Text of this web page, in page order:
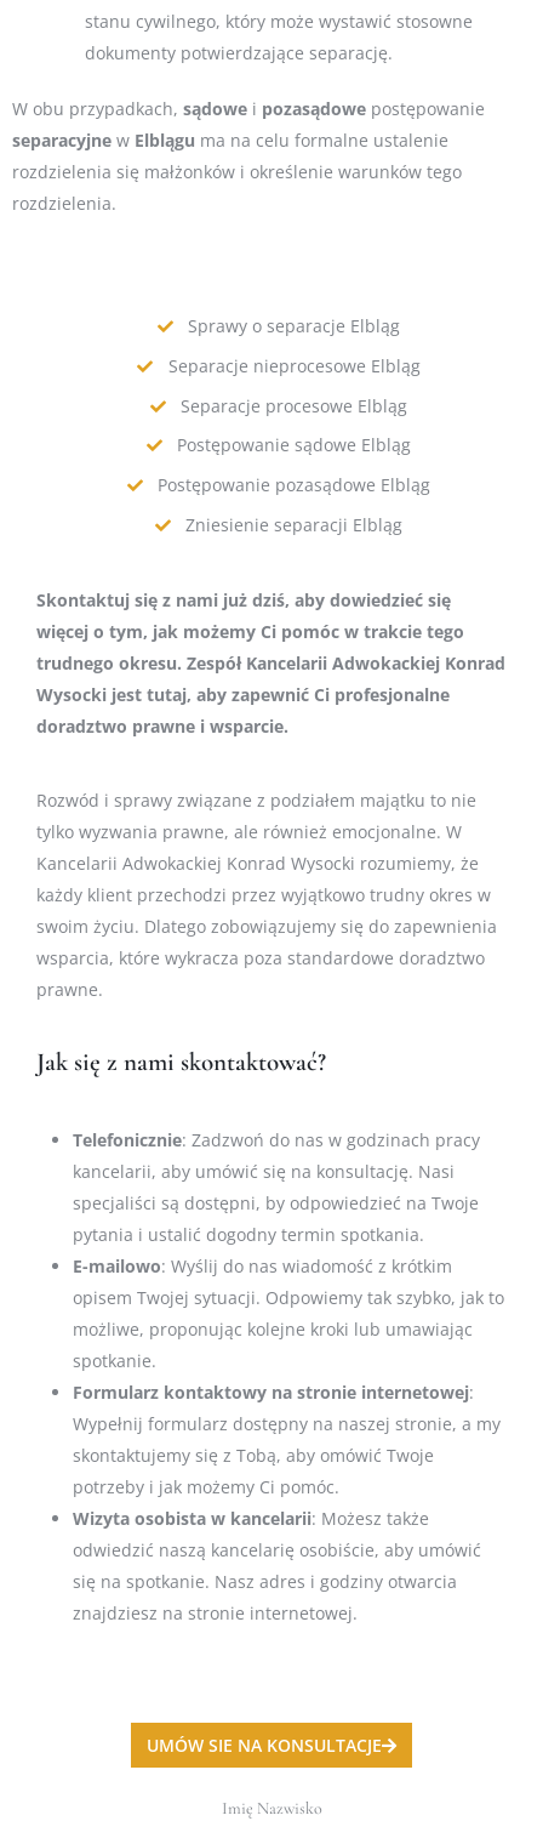
stanu cywilnego, który może wystawić stosowne
dokumenty potwierdzające separację.
W obu przypadkach, sądowe i pozasądowe postępowanie
separacyjne w Elblągu ma na celu formalne ustalenie
rozdzielenia się małżonków i określenie warunków tego
rozdzielenia.
Sprawy o separacje Elbląg
Separacje nieprocesowe Elbląg
Separacje procesowe Elbląg
Postępowanie sądowe Elbląg
Postępowanie pozasądowe Elbląg
Zniesienie separacji Elbląg
Skontaktuj się z nami już dziś, aby dowiedzieć się
więcej o tym, jak możemy Ci pomóc w trakcie tego
trudnego okresu. Zespół Kancelarii Adwokackiej Konrad
Wysocki jest tutaj, aby zapewnić Ci profesjonalne
doradztwo prawne i wsparcie.
Rozwód i sprawy związane z podziałem majątku to nie
tylko wyzwania prawne, ale również emocjonalne. W
Kancelarii Adwokackiej Konrad Wysocki rozumiemy, że
każdy klient przechodzi przez wyjątkowo trudny okres w
swoim życiu. Dlatego zobowiązujemy się do zapewnienia
wsparcia, które wykracza poza standardowe doradztwo
prawne.
Jak się z nami skontaktować?
Telefonicznie: Zadzwoń do nas w godzinach pracy
kancelarii, aby umówić się na konsultację. Nasi
specjaliści są dostępni, by odpowiedzieć na Twoje
pytania i ustalić dogodny termin spotkania.
E-mailowo: Wyślij do nas wiadomość z krótkim
opisem Twojej sytuacji. Odpowiemy tak szybko, jak to
możliwe, proponując kolejne kroki lub umawiając
spotkanie.
Formularz kontaktowy na stronie internetowej:
Wypełnij formularz dostępny na naszej stronie, a my
skontaktujemy się z Tobą, aby omówić Twoje
potrzeby i jak możemy Ci pomóc.
Wizyta osobista w kancelarii: Możesz także
odwiedzić naszą kancelarię osobiście, aby umówić
się na spotkanie. Nasz adres i godziny otwarcia
znajdziesz na stronie internetowej.
UMÓW SIE NA KONSULTACJE
Imię Nazwisko